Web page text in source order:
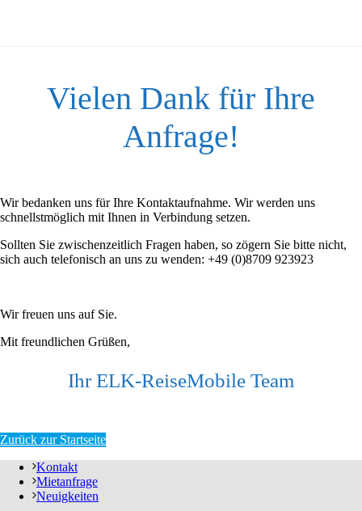
Vielen Dank für Ihre
Anfrage!
Wir bedanken uns für Ihre Kontaktaufnahme. Wir werden uns
schnellstmöglich mit Ihnen in Verbindung setzen.
Sollten Sie zwischenzeitlich Fragen haben, so zögern Sie bitte nicht,
sich auch telefonisch an uns zu wenden: +49 (0)8709 923923
Wir freuen uns auf Sie.
Mit freundlichen Grüßen,
Ihr ELK-ReiseMobile Team
Zurück zur Startseite
Kontakt
Mietanfrage
Neuigkeiten